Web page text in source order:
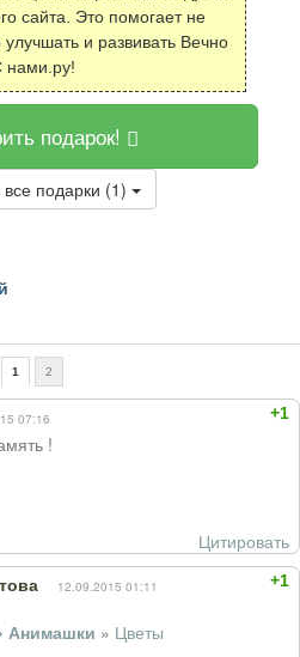
сайта. Это помогает не
улучшать и развивать Вечно
нами.ру!
подарок!
подарки (1)
1 2
+1
07:16
!
Цитировать
+1
12.09.2015 01:11
Анимашки » Цветы